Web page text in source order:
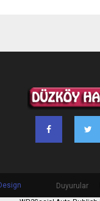
Duyurular